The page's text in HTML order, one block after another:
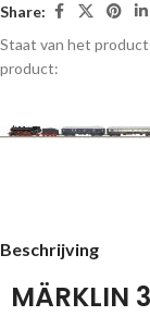
Share:
Staat van het
product:
Beschrijving
MÄRKLIN